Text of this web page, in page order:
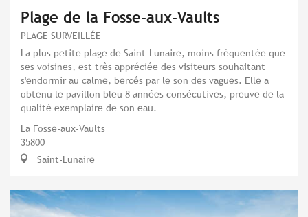
Plage de la Fosse-aux-Vaults
PLAGE SURVEILLÉE
La plus petite plage de Saint-Lunaire, moins fréquentée que
ses voisines, est très appréciée des visiteurs souhaitant
s'endormir au calme, bercés par le son des vagues. Elle a
obtenu le pavillon bleu 8 années consécutives, preuve de la
qualité exemplaire de son eau.
La Fosse-aux-Vaults
35800
Saint-Lunaire